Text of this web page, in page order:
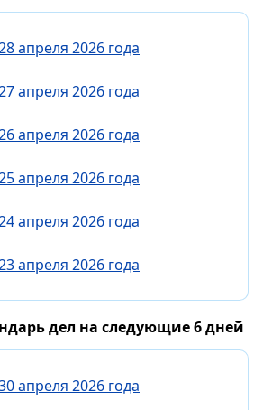
апреля 2026 года
апреля 2026 года
апреля 2026 года
апреля 2026 года
апреля 2026 года
апреля 2026 года
дел на следующие 6 дней
апреля 2026 года